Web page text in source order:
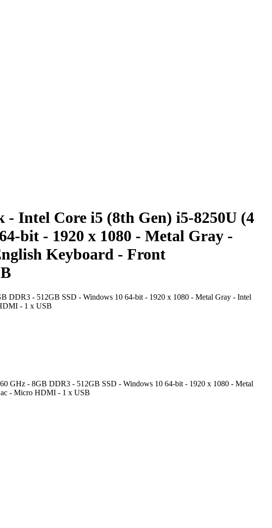
Intel Core i5 (8th Gen) i5-8250U (4
bit - 1920 x 1080 - Metal Gray -
Keyboard - Front
GHz - 8GB DDR3 - 512GB SSD - Windows 10 64-bit - 1920 x 1080 - Metal
- Micro HDMI - 1 x USB